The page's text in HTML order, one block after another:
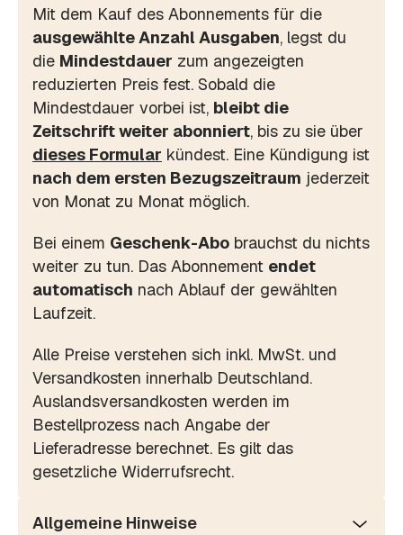
Mit dem Kauf des Abonnements für die
ausgewählte Anzahl Ausgaben, legst du
die Mindestdauer zum angezeigten
reduzierten Preis fest. Sobald die
Mindestdauer vorbei ist, bleibt die
Zeitschrift weiter abonniert, bis zu sie über
dieses Formular kündest. Eine Kündigung ist
nach dem ersten Bezugszeitraum jederzeit
von Monat zu Monat möglich.
Bei einem Geschenk-Abo brauchst du nichts
weiter zu tun. Das Abonnement endet
automatisch nach Ablauf der gewählten
Laufzeit.
Alle Preise verstehen sich inkl. MwSt. und
Versandkosten innerhalb Deutschland.
Auslandsversandkosten werden im
Bestellprozess nach Angabe der
Lieferadresse berechnet. Es gilt das
gesetzliche Widerrufsrecht.
Allgemeine Hinweise